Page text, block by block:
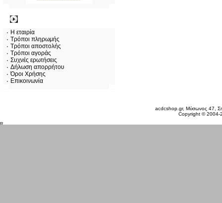
Η εταιρία
Τρόποι πληρωμής
Τρόποι αποστολής
Τρόποι αγοράς
Συχνές ερωτήσεις
Δήλωση απορρήτου
Όροι Χρήσης
Επικοινωνία
acdcshop.gr, Μύσωνος 47,
Copyright ©